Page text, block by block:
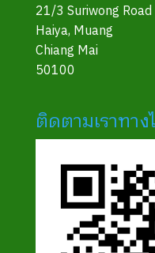
21/3 Suriwong Road
Haiya, Muang
Chiang Mai
50100
ติดตามเราทา